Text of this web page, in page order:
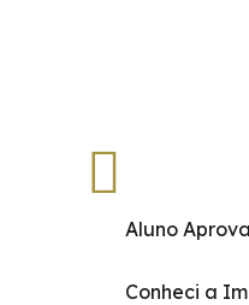
Aluno
Conheci a